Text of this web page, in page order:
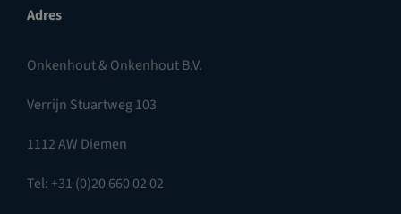
Adres
Onkenhout & Onkenhout B.V.
Verrijn Stuartweg 103
1112 AW Diemen
Tel: +31 (0)20 660 02 02